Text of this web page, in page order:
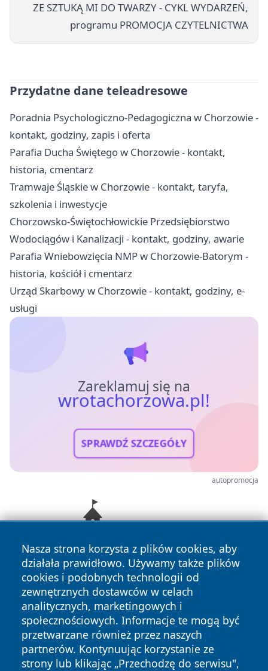
ZE SZTUKĄ MI DO TWARZY - CYKL WYDARZEŃ,
programu PROMOCJA CZYTELNICTWA
Przydatne dane teleadresowe
Poradnia Psychologiczno-Pedagogiczna w Chorzowie -
kontakt, godziny, zapis i oferta
Parafia Ducha Świętego w Chorzowie - kontakt,
historia, cmentarz
Tramwaje Śląskie w Chorzowie - kontakt, taryfa,
szkolenia i inwestycje
Chorzowsko-Świętochłowickie Przedsiębiorstwo
Wodociągów i Kanalizacji - kontakt, godziny, awarie
Parafia Wniebowzięcia NMP w Chorzowie-Batorym -
historia, kościół i cmentarz
Urząd Skarbowy w Chorzowie - kontakt, godziny, e-
usługi
Zareklamuj się na
wrotachorzowa.pl!
SPRAWDŹ SZCZEGÓŁY
autopromocja
Nasza strona korzysta z plików cookies, aby
działała prawidłowo. Używamy także plików
cookies i podobnych technologii od
zewnętrznych dostawców w celach
analitycznych, marketingowych i
społecznościowych. Informacje te mogą być
przetwarzane również przez naszych
partnerów. Kontynuując korzystanie ze
strony lub klikając „Przechodzę do serwisu",
Copyright © 2026 wrotachorzowa.pl Wszystkie prawa
zastrzeżone.